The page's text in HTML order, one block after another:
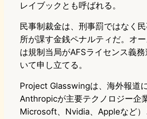
レイブックとも呼ばれる。
民事制裁金は、刑事罰ではなく
所が課す金銭ペナルティだ。オ
は規制当局がAFSライセンス義
いて申し立てる。
Project Glasswingは、海外報道に
Anthropicが主要テクノロジー企
Microsoft、Nvidia、Appleなど）